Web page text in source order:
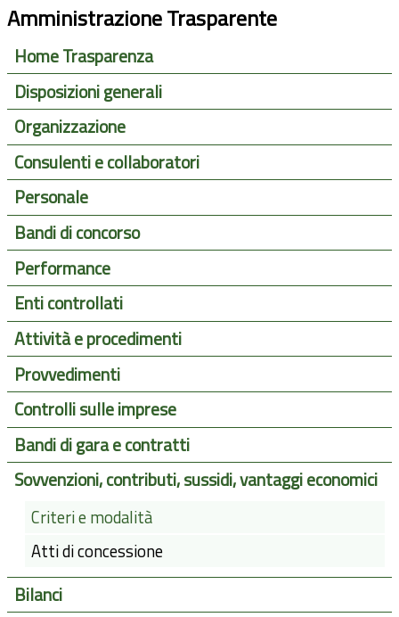
Amministrazione Trasparente
Home Trasparenza
Disposizioni generali
Organizzazione
Consulenti e collaboratori
Personale
Bandi di concorso
Performance
Enti controllati
Attività e procedimenti
Provvedimenti
Controlli sulle imprese
Bandi di gara e contratti
Sovvenzioni, contributi, sussidi, vantaggi economici
Criteri e modalità
Atti di concessione
Bilanci